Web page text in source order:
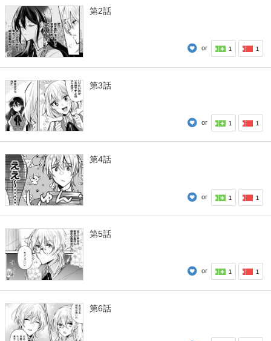
第2話
or 1 1
第3話
or 1 1
第4話
or 1 1
第5話
or 1 1
第6話